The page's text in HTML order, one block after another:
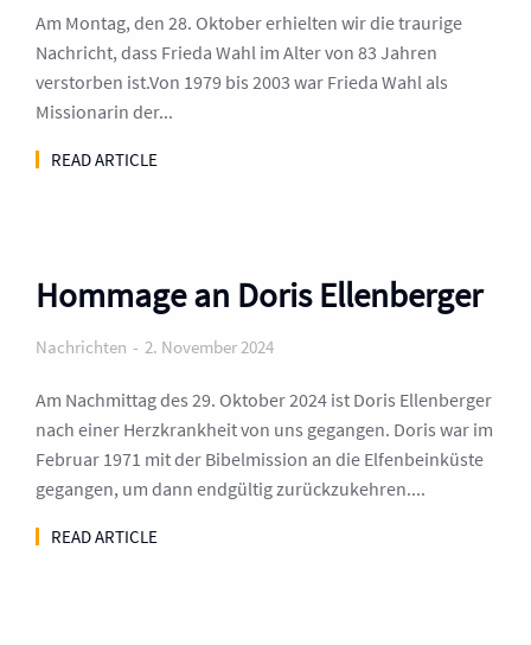
Am Montag, den 28. Oktober erhielten wir die traurige
Nachricht, dass Frieda Wahl im Alter von 83 Jahren
verstorben ist.Von 1979 bis 2003 war Frieda Wahl als
Missionarin der...
READ ARTICLE
Hommage an Doris Ellenberger
Nachrichten 2. November 2024
Am Nachmittag des 29. Oktober 2024 ist Doris Ellenberger
nach einer Herzkrankheit von uns gegangen. Doris war im
Februar 1971 mit der Bibelmission an die Elfenbeinküste
gegangen, um dann endgültig zurückzukehren....
READ ARTICLE